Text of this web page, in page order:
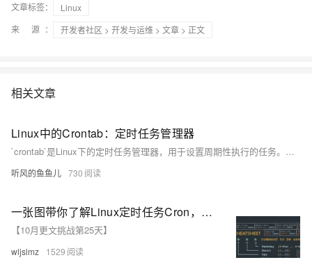
文章标签：
Linux
来 源：
开发者社区 > 开发与运维 > 文章 > 正文
相关文章
Linux中的Crontab：定时任务管理器
`crontab`是Linux下的定时任务管理器，用于设置周期性执行的任务。用户可以通过`crontab -l`查看任务，`crontab -e`编辑，`crontab -r`删除任务。任务格式为：`* * * * * command`，分别代表分钟、小时、日期、月份、星期，例如`30 10 * * * /path/to/script.sh`。注意确保命令有执行权限，处理环境变量，并关注日志文件 `/var/log/syslog` 或 `/var/log/cron`。学会使用`crontab`能有效自动化Linux系统的日常任务。
听风的鱼鱼儿 730
一张图带你了解Linux定时任务Cron，收藏！
【10月更文挑战第25天】
wljslmz 1529